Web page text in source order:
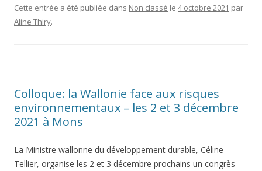
Cette entrée a été publiée dans Non classé le 4 octobre 2021 par
Aline Thiry.
Colloque: la Wallonie face aux risques
environnementaux – les 2 et 3 décembre
2021 à Mons
La Ministre wallonne du développement durable, Céline
Tellier, organise les 2 et 3 décembre prochains un congrès